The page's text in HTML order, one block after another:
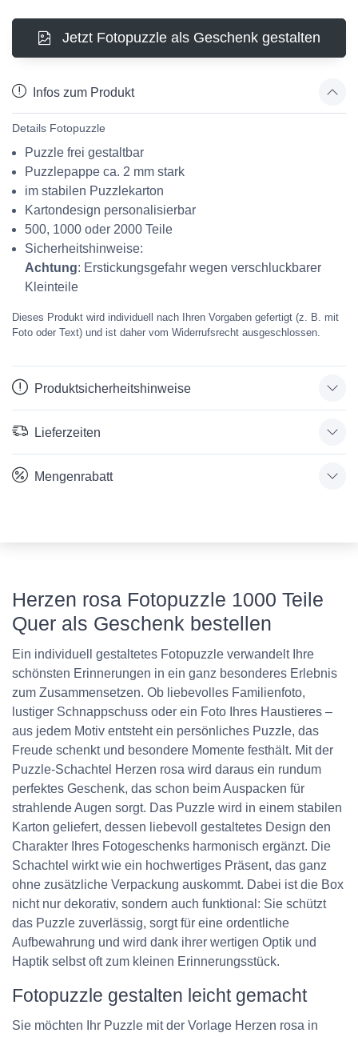
Jetzt Fotopuzzle als Geschenk gestalten
Infos zum Produkt
Details Fotopuzzle
Puzzle frei gestaltbar
Puzzlepappe ca. 2 mm stark
im stabilen Puzzlekarton
Kartondesign personalisierbar
500, 1000 oder 2000 Teile
Sicherheitshinweise:
Achtung: Erstickungsgefahr wegen verschluckbarer
Kleinteile
Dieses Produkt wird individuell nach Ihren Vorgaben gefertigt (z. B. mit
Foto oder Text) und ist daher vom Widerrufsrecht ausgeschlossen.
Produktsicherheitshinweise
Lieferzeiten
Mengenrabatt
Herzen rosa Fotopuzzle 1000 Teile
Quer als Geschenk bestellen
Ein individuell gestaltetes Fotopuzzle verwandelt Ihre
schönsten Erinnerungen in ein ganz besonderes Erlebnis
zum Zusammensetzen. Ob liebevolles Familienfoto,
lustiger Schnappschuss oder ein Foto Ihres Haustieres –
aus jedem Motiv entsteht ein persönliches Puzzle, das
Freude schenkt und besondere Momente festhält. Mit der
Puzzle-Schachtel Herzen rosa wird daraus ein rundum
perfektes Geschenk, das schon beim Auspacken für
strahlende Augen sorgt. Das Puzzle wird in einem stabilen
Karton geliefert, dessen liebevoll gestaltetes Design den
Charakter Ihres Fotogeschenks harmonisch ergänzt. Die
Schachtel wirkt wie ein hochwertiges Präsent, das ganz
ohne zusätzliche Verpackung auskommt. Dabei ist die Box
nicht nur dekorativ, sondern auch funktional: Sie schützt
das Puzzle zuverlässig, sorgt für eine ordentliche
Aufbewahrung und wird dank ihrer wertigen Optik und
Haptik selbst oft zum kleinen Erinnerungsstück.
Fotopuzzle gestalten leicht gemacht
Sie möchten Ihr Puzzle mit der Vorlage Herzen rosa in